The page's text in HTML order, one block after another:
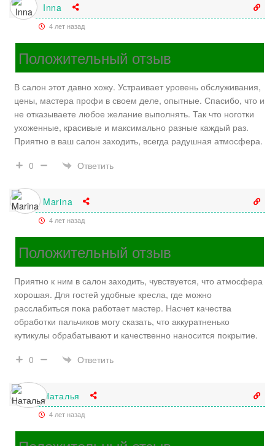
Inna
4 лет назад
Положительный отзыв
В салон этот давно хожу. Устраивает уровень обслуживания,
цены, мастера профи в своем деле, опытные. Спасибо, что и
не отказываете любое желание выполнять. Так что ноготки
ухоженные, красивые и максимально разные каждый раз.
Приятно в ваш салон заходить, всегда радушная атмосфера.
0
Ответить
Marina
4 лет назад
Положительный отзыв
Приятно к ним в салон заходить, чувствуется, что атмосфера
хорошая. Для гостей удобные кресла, где можно
расслабиться пока работает мастер. Насчет качества
обработки пальчиков могу сказать, что аккуратненько
кутикулы обрабатывают и качественно наносится покрытие.
0
Ответить
Наталья
4 лет назад